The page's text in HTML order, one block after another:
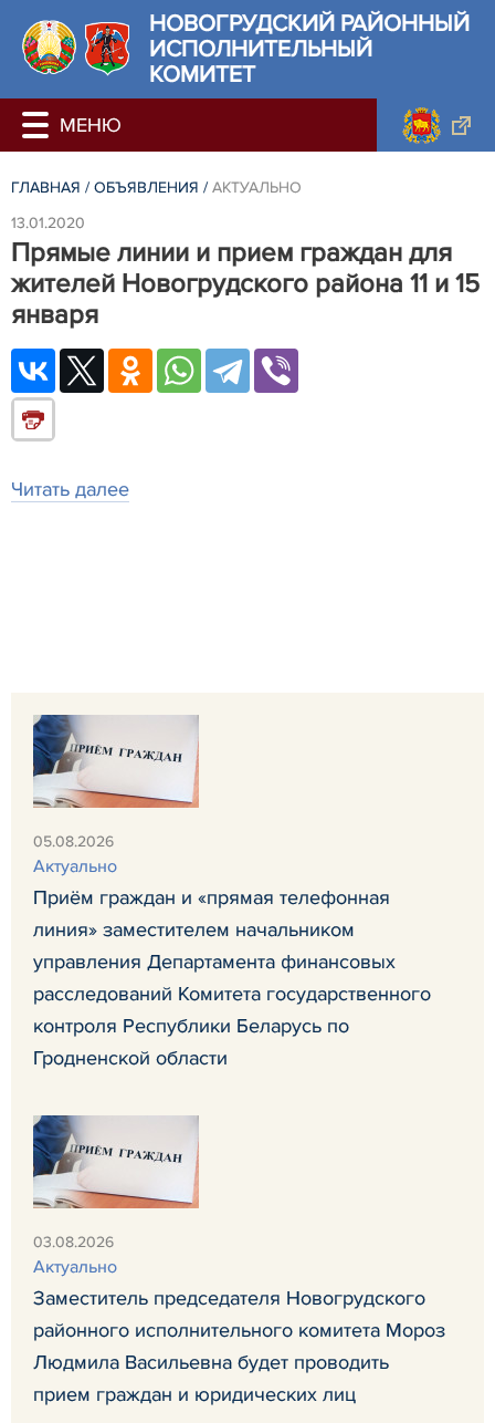
НОВОГРУДСКИЙ РАЙОННЫЙ
ИСПОЛНИТЕЛЬНЫЙ
КОМИТЕТ
ГЛАВНАЯ / ОБЪЯВЛЕНИЯ / АКТУАЛЬНО
13.01.2020
Прямые линии и прием граждан для
жителей Новогрудского района 11 и 15
января
Читать далее
05.08.2026
Актуально
Приём граждан и «прямая телефонная
линия» заместителем начальником
управления Департамента финансовых
расследований Комитета государственного
контроля Республики Беларусь по
Гродненской области
03.08.2026
Актуально
Заместитель председателя Новогрудского
районного исполнительного комитета Мороз
Людмила Васильевна будет проводить
прием граждан и юридических лиц